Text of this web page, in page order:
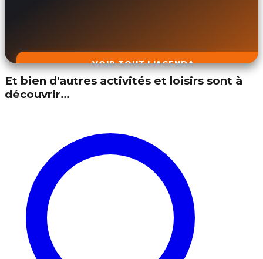
VOIR TOUT L'AGENDA
Et bien d'autres activités et loisirs sont à
découvrir…